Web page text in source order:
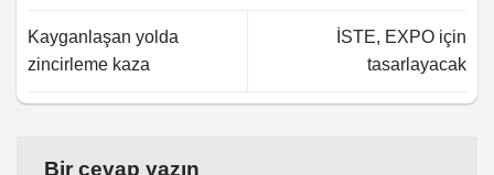
Kayganlaşan yolda
zincirleme kaza
İSTE, EXPO için
tasarlayacak
Bir cevap yazın